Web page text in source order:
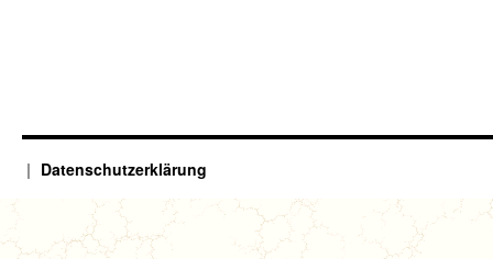
Datenschutzerklärung